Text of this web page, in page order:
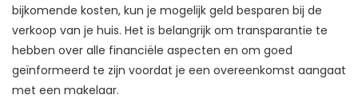
bijkomende kosten, kun je mogelijk geld besparen bij de
verkoop van je huis. Het is belangrijk om transparantie te
hebben over alle financiële aspecten en om goed
geïnformeerd te zijn voordat je een overeenkomst aangaat
met een makelaar.